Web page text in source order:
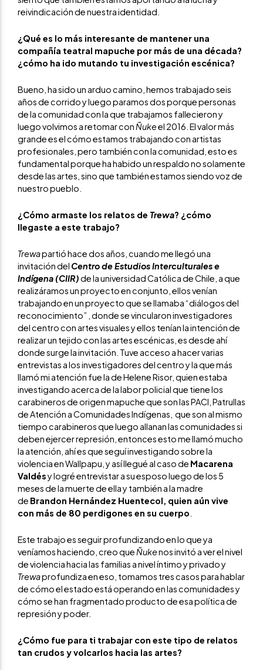
reivindicación de nuestra identidad.
¿Qué es lo más interesante de mantener una
compañía teatral mapuche por más de una década?
¿cómo ha ido mutando tu investigación escénica?
Bueno, ha sido un arduo camino, hemos trabajado seis
años de corrido y luego paramos dos porque personas
de la comunidad con la que trabajamos fallecieron y
luego volvimos a retomar con Ñukeel 2016. El valor más
grande es el cómo estamos trabajando con artistas
profesionales, pero también con la comunidad, esto es
fundamental porque ha habido un respaldo no solamente
desde las artes, sino que también estamos siendo voz de
nuestro pueblo.
¿Cómo armaste los relatos de Trewa? ¿cómo
llegaste a este trabajo?
Trewapartió hace dos años, cuando me llegó una
invitación del Centro de Estudios Interculturales e
Indígena (CIIR)de la universidad Católica de Chile, a que
realizáramos un proyecto en conjunto, ellos venían
trabajando en un proyecto que se llamaba “diálogos del
reconocimiento” , donde se vincularon investigadores
del centro con artes visuales y ellos tenían la intención de
realizar un tejido con las artes escénicas, es desde ahí
donde surge la invitación. Tuve acceso a hacer varias
entrevistas a los investigadores del centro y la que más
llamó mi atención fue la de Helene Risor, quien estaba
investigando acerca de la labor policial que tiene los
carabineros de origen mapuche que son las PACI, Patrullas
de Atención a Comunidades Indígenas, que son al mismo
tiempo carabineros que luego allanan las comunidades si
deben ejercer represión, entonces esto me llamó mucho
la atención, ahí es que seguí investigando sobre la
violencia en Wallpapu, y así llegué al caso de Macarena
Valdésy logré entrevistar a su esposo luego de los 5
meses de la muerte de ella y también a la madre
de Brandon Hernández Huentecol, quien aún vive
con más de 80 perdigones en su cuerpo
Este trabajo es seguir profundizando en lo que ya
veníamos haciendo, creo que Ñukenos invitó a ver el nivel
de violencia hacia las familias a nivel íntimo y privado y
Trewaprofundiza en eso, tomamos tres casos para hablar
de cómo el estado está operando en las comunidades y
cómo se han fragmentado producto de esa política de
represión y poder.
¿Cómo fue para ti trabajar con este tipo de relatos
tan crudos y volcarlos hacia las artes?